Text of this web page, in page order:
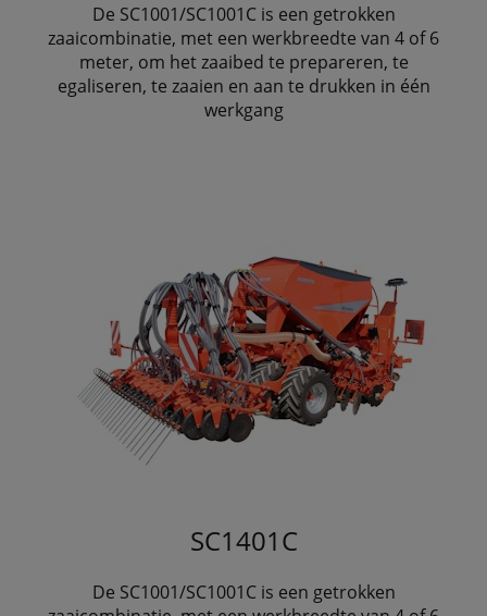
De SC1001/SC1001C is een getrokken
zaaicombinatie, met een werkbreedte van 4 of 6
meter, om het zaaibed te prepareren, te
egaliseren, te zaaien en aan te drukken in één
werkgang
SC1401C
De SC1001/SC1001C is een getrokken